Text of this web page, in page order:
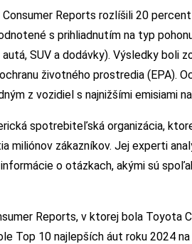
Reports rozlíšili 20
s prihliadnutím na typ
SUV a dodávky). Výsledky boli
životného prostredia (EPA).
z vozidiel s najnižšími emisiami
spotrebiteľská organizácia,
miliónov zákazníkov. Jej experti
o otázkach, akými sú
Reports, v ktorej bola Toyota
Top 10 najlepších áut roku 2024